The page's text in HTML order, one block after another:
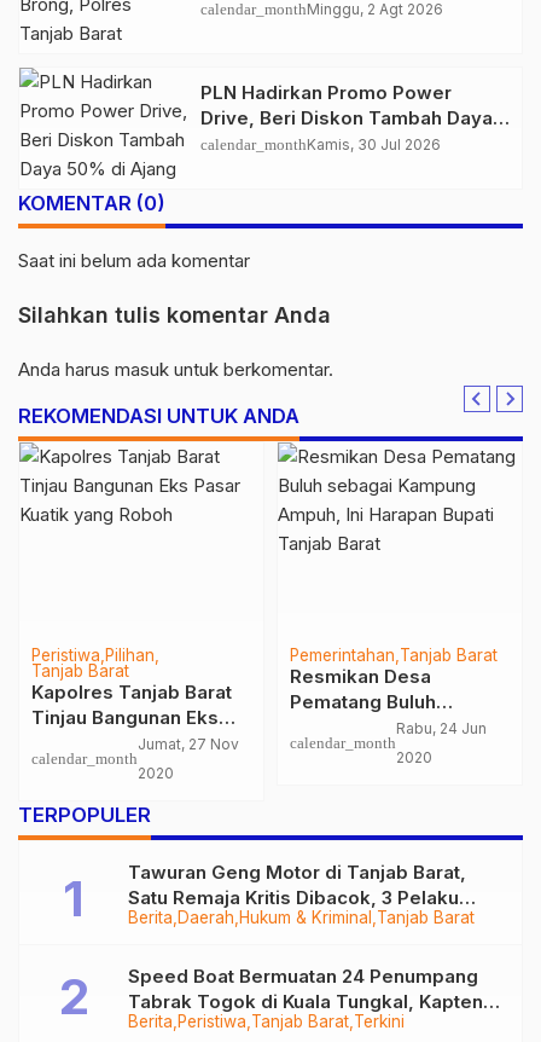
Amankan Belasan Kendaraan
calendar_monthMinggu, 2 Agt 2026
PLN Hadirkan Promo Power
Drive, Beri Diskon Tambah Daya
50% di Ajang GIIAS 2026
calendar_monthKamis, 30 Jul 2026
KOMENTAR (0)
Saat ini belum ada komentar
Silahkan tulis komentar Anda
Anda harus masuk untuk berkomentar.
REKOMENDASI UNTUK ANDA
Peristiwa Pilihan
Tanjab Barat
Kapolres Tanjab Barat
Tinjau Bangunan Eks
Pasar Kuatik yang
Roboh
calendar_month
Jumat, 27 Nov
2020
Pemerintahan Tanjab Barat
Resmikan Desa
Pematang Buluh
sebagai Kampung
Ampuh, Ini Harapan
calendar_month
Rabu, 24 Jun
2020
TERPOPULER
Berita Daerah Hukum & Kriminal Tanjab Barat
Tawuran Geng Motor di Tanjab Barat,
Satu Remaja Kritis Dibacok, 3 Pelaku
Ditangkap
Berita Peristiwa Tanjab Barat Terkini
Speed Boat Bermuatan 24 Penumpang
Tabrak Togok di Kuala Tungkal, Kapten
Sempat Hilang